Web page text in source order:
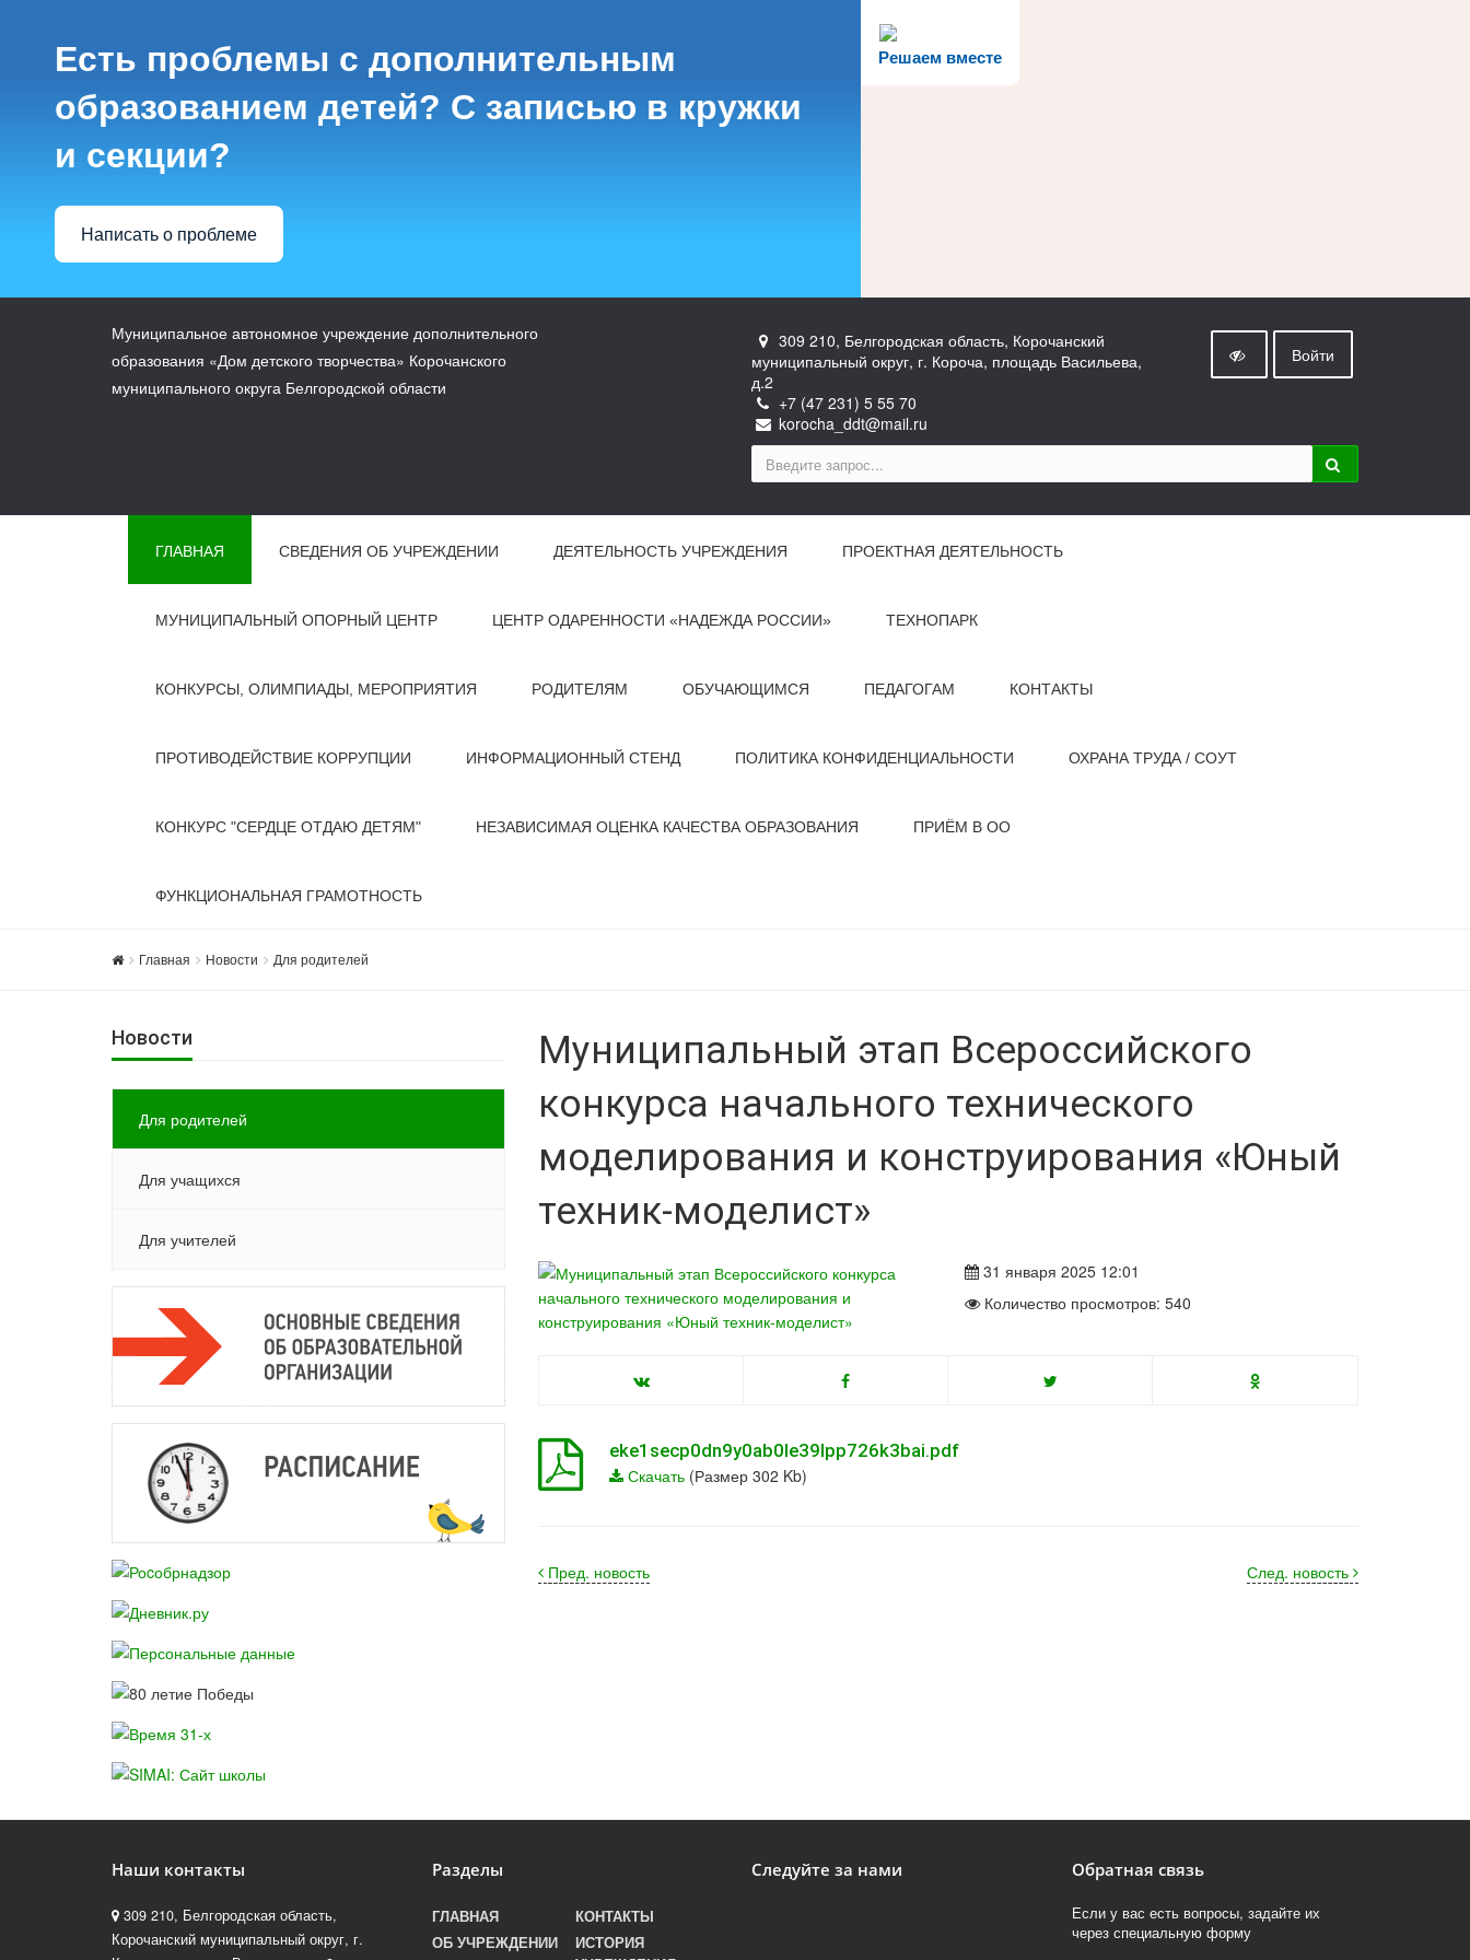
Решаем вместе
Есть проблемы с дополнительным
образованием детей? С записью в кружки
и секции?
Написать о проблеме
Муниципальное автономное учреждение дополнительного
образования «Дом детского творчества» Корочанского
муниципального округа Белгородской области
309 210, Белгородская область, Корочанский
муниципальный округ, г. Короча, площадь Васильева,
д.2
+7 (47 231) 5 55 70
korocha_ddt@mail.ru
Войти
ГЛАВНАЯ СВЕДЕНИЯ ОБ УЧРЕЖДЕНИИ ДЕЯТЕЛЬНОСТЬ УЧРЕЖДЕНИЯ ПРОЕКТНАЯ ДЕЯТЕЛЬНОСТЬ
МУНИЦИПАЛЬНЫЙ ОПОРНЫЙ ЦЕНТР ЦЕНТР ОДАРЕННОСТИ «НАДЕЖДА РОССИИ» ТЕХНОПАРК
КОНКУРСЫ, ОЛИМПИАДЫ, МЕРОПРИЯТИЯ РОДИТЕЛЯМ ОБУЧАЮЩИМСЯ ПЕДАГОГАМ КОНТАКТЫ
ПРОТИВОДЕЙСТВИЕ КОРРУПЦИИ ИНФОРМАЦИОННЫЙ СТЕНД ПОЛИТИКА КОНФИДЕНЦИАЛЬНОСТИ ОХРАНА ТРУДА / СОУТ
КОНКУРС "СЕРДЦЕ ОТДАЮ ДЕТЯМ" НЕЗАВИСИМАЯ ОЦЕНКА КАЧЕСТВА ОБРАЗОВАНИЯ ПРИЁМ В ОО
ФУНКЦИОНАЛЬНАЯ ГРАМОТНОСТЬ
Главная Новости Для родителей
Новости
Для родителей
Для учащихся
Для учителей
Муниципальный этап Всероссийского
конкурса начального технического
моделирования и конструирования «Юный
техник-моделист»
31 января 2025 12:01
Количество просмотров: 540
eke1secp0dn9y0ab0le39lpp726k3bai.pdf
Скачать(Размер 302 Kb)
След. новость
Пред. новость
Наши контакты
309 210, Белгородская область,
Корочанский муниципальный округ, г.
Разделы
ГЛАВНАЯ
ОБ УЧРЕЖДЕНИИ
КОНТАКТЫ
ИСТОРИЯ
Следуйте за нами Обратная связь
Если у вас есть вопросы, задайте их
через специальную форму